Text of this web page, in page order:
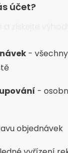
účet?
-
-
objednávek